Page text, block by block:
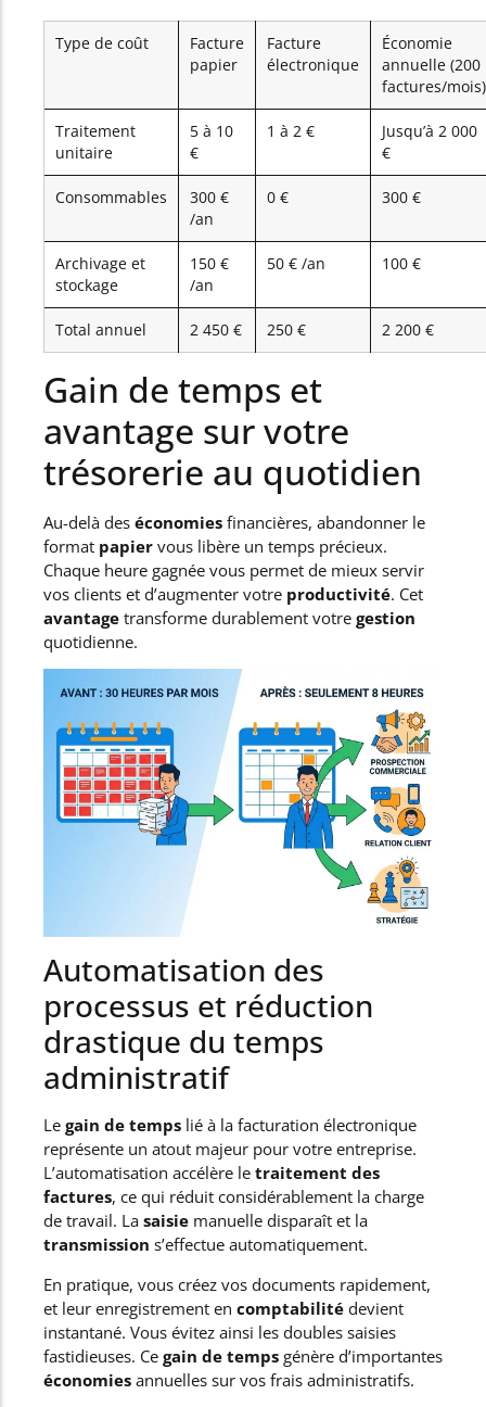
Type de coût
Facture
papier
Facture
électronique
Économie
annuelle (200
factures/mois)
Traitement
unitaire
5 à 10
€
1 à 2 €
Jusqu’à 2 000
€
Consommables
300 €
/an
0 € 300 €
Archivage et
stockage
150 €
/an
50 € /an 100 €
Total annuel 2 450 € 250 € 2 200 €
Gain de temps et
avantage sur votre
trésorerie au quotidien
Au-delà des économies financières, abandonner le
format papier vous libère un temps précieux.
Chaque heure gagnée vous permet de mieux servir
vos clients et d’augmenter votre productivité. Cet
avantage transforme durablement votre gestion
quotidienne.
Automatisation des
processus et réduction
drastique du temps
administratif
Le gain de temps lié à la facturation électronique
représente un atout majeur pour votre entreprise.
L’automatisation accélère le traitement des
factures, ce qui réduit considérablement la charge
de travail. La saisie manuelle disparaît et la
transmission s’effectue automatiquement.
En pratique, vous créez vos documents rapidement,
et leur enregistrement en comptabilité devient
instantané. Vous évitez ainsi les doubles saisies
fastidieuses. Ce gain de temps génère d’importantes
économies annuelles sur vos frais administratifs.